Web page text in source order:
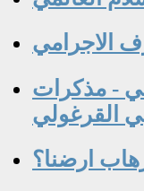
الاجرامي
- مذكرات
القرغولي‏
ارضنا؟